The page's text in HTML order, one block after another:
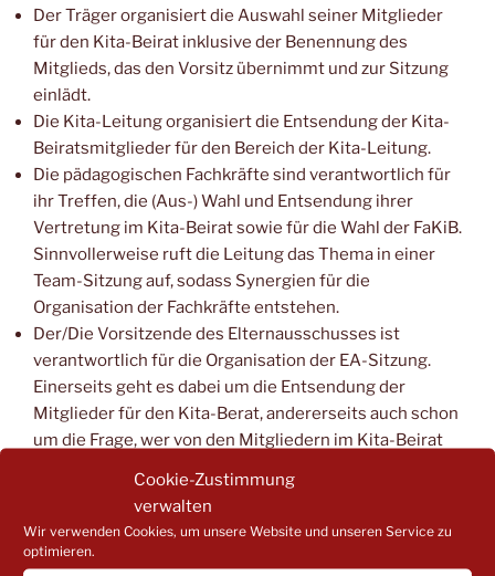
Cookie-Zustimmung
verwalten
Wir verwenden Cookies, um unsere Website und unseren Service zu
optimieren.
Der Träger organisiert die Auswahl seiner Mitglieder
für den Kita-Beirat inklusive der Benennung des
Mitglieds, das den Vorsitz übernimmt und zur Sitzung
einlädt.
Die Kita-Leitung organisiert die Entsendung der Kita-
Beiratsmitglieder für den Bereich der Kita-Leitung.
Die pädagogischen Fachkräfte sind verantwortlich für
ihr Treffen, die (Aus-) Wahl und Entsendung ihrer
Vertretung im Kita-Beirat sowie für die Wahl der FaKiB.
Sinnvollerweise ruft die Leitung das Thema in einer
Team-Sitzung auf, sodass Synergien für die
Organisation der Fachkräfte entstehen.
Der/Die Vorsitzende des Elternausschusses ist
verantwortlich für die Organisation der EA-Sitzung.
Einerseits geht es dabei um die Entsendung der
Mitglieder für den Kita-Berat, andererseits auch schon
um die Frage, wer von den Mitgliedern im Kita-Beirat
In der Wahlperiode ab Dezember bis November:
Organisation und Durchführung der Kita-